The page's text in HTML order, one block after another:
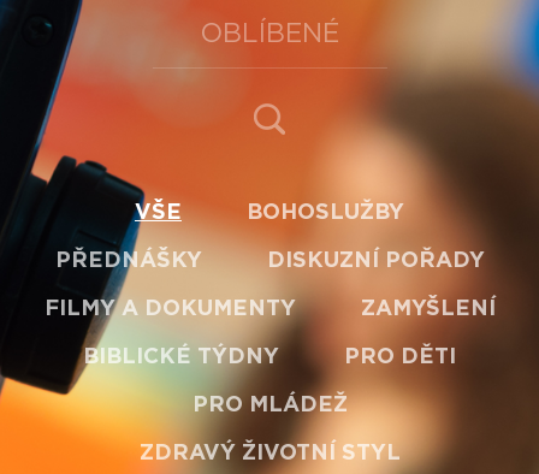
OBLÍBENÉ
VŠE BOHOSLUŽBY
PŘEDNÁŠKY DISKUZNÍ POŘADY
FILMY A DOKUMENTY ZAMYŠLENÍ
BIBLICKÉ TÝDNY PRO DĚTI
PRO MLÁDEŽ
ZDRAVÝ ŽIVOTNÍ STYL